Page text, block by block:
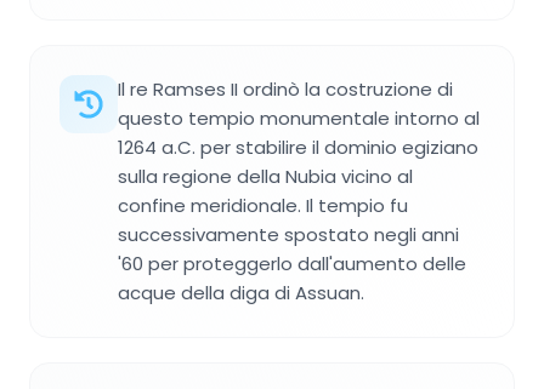
Il re Ramses II ordinò la costruzione di
questo tempio monumentale intorno al
1264 a.C. per stabilire il dominio egiziano
sulla regione della Nubia vicino al
confine meridionale. Il tempio fu
successivamente spostato negli anni
'60 per proteggerlo dall'aumento delle
acque della diga di Assuan.